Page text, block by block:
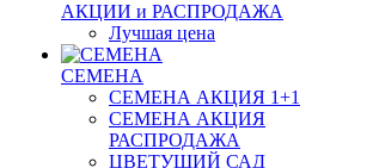
АКЦИИ и РАСПРОДАЖА
Лучшая цена
СЕМЕНА
СЕМЕНА АКЦИЯ 1+1
СЕМЕНА АКЦИЯ
РАСПРОДАЖА
ЦВЕТУЩИЙ САД